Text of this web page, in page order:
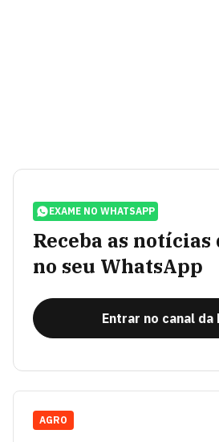
EXAME NO WHATSAPP
Receba as notícias
no seu WhatsApp
Entrar no canal da
AGRO